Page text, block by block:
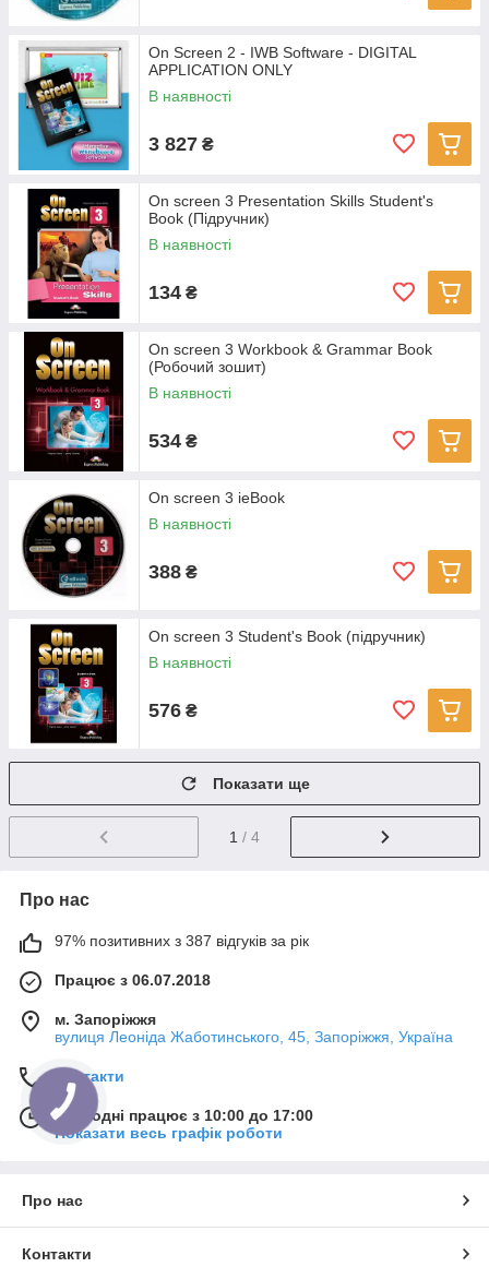
On Screen 2 - IWB Software - DIGITAL
APPLICATION ONLY
В наявності
3 827 ₴
On screen 3 Presentation Skills Student's
Book (Підручник)
В наявності
134 ₴
On screen 3 Workbook & Grammar Book
(Робочий зошит)
В наявності
534 ₴
On screen 3 ieBook
В наявності
388 ₴
On screen 3 Student's Book (підручник)
В наявності
576 ₴
Показати ще
1 / 4
Про нас
97% позитивних з 387 відгуків за рік
Працює з 06.07.2018
м. Запоріжжя
вулиця Леоніда Жаботинського, 45, Запоріжжя, Україна
Контакти
Сьогодні працює з 10:00 до 17:00
Показати весь графік роботи
Про нас
Контакти